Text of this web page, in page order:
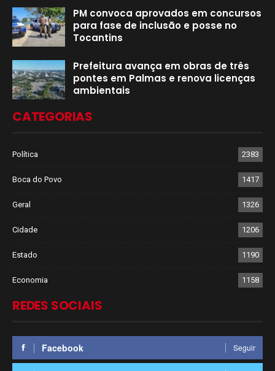
PM convoca aprovados em concursos
para fase de inclusão e posse no
Tocantins
Prefeitura avança em obras de três
pontes em Palmas e renova licenças
ambientais
CATEGORIAS
Política 2383
Boca do Povo 1417
Geral 1326
Cidade 1206
Estado 1190
Economia 1158
REDES SOCIAIS
Facebook Seguir